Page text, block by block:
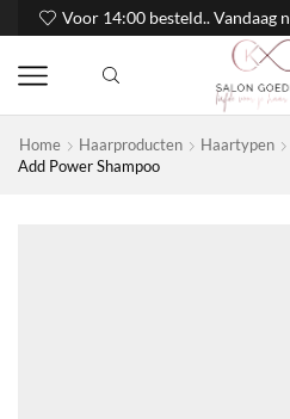
Voor 14:00 besteld.. Vandaag
Home Haarproducten Haartypen
Add Power Shampoo